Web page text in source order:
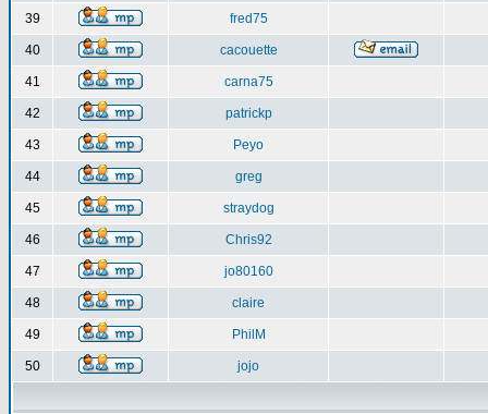
39 fred75
40 cacouette
41 carna75
42 patrickp
43 Peyo
44 greg
45 straydog
46 Chris92
47 jo80160
48 claire
49 PhilM
50 jojo